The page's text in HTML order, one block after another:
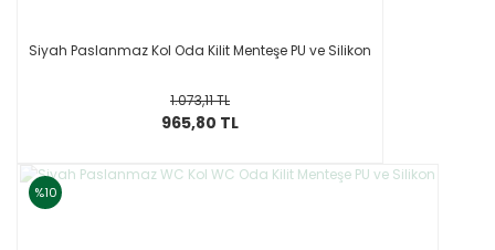
Siyah Paslanmaz Kol Oda Kilit Menteşe PU ve Silikon
1.073,11 TL
965,80 TL
%10